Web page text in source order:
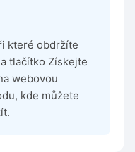
které obdržíte
tlačítko Získejte
webovou
kde můžete